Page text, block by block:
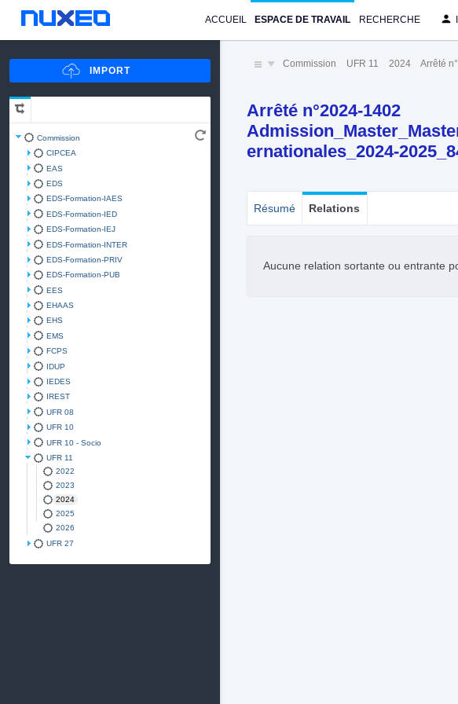
ACCUEIL ESPACE DE TRAVAIL RECHERCHE
Commission
CIPCEA
EAS
EDS
EDS-Formation-IAES
EDS-Formation-IED
EDS-Formation-IEJ
EDS-Formation-INTER
EDS-Formation-PRIV
EDS-Formation-PUB
EES
EHAAS
EHS
EMS
FCPS
IDUP
IEDES
IREST
UFR 08
UFR 10
UFR 10 - Socio
UFR 11
2022
2023
2024
2025
2026
UFR 27
Commission UFR 11 2024 Arrêté
Arrêté n°2024-1402
ernationales_2024-
Résumé Relations
Aucune relation sortante ou entrante